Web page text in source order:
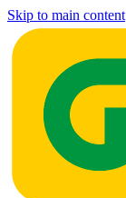
Skip to main content